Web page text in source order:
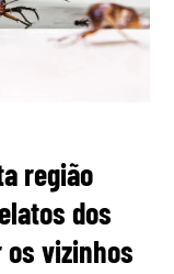
região
dos
vizinhos